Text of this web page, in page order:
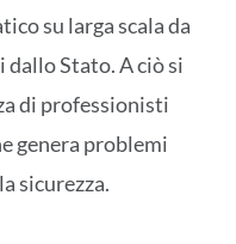
su larga scala da
Stato. A ciò si
di professionisti
genera problemi
sicurezza.